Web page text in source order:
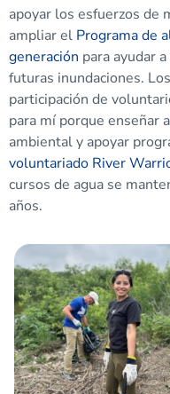
apoyar los esfuerzos de
ampliar el Programa de
generación para ayudar
futuras inundaciones.
participación de
para mí porque enseñar
ambiental y apoyar
voluntariado River
cursos de agua se
años.